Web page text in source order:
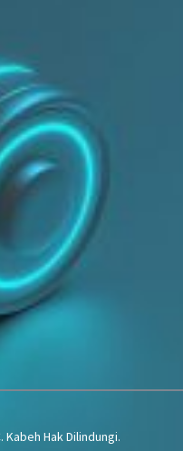
Kabeh Hak Dilindungi.